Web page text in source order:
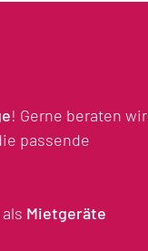
! Gerne beraten wir
passende
Mietgeräte